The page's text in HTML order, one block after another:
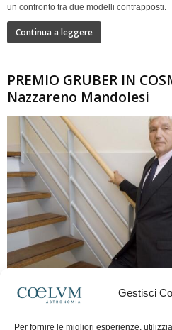
Gestisci
Per fornire le migliori esperienze,
un confronto tra due modelli contrapposti.
Continua a leggere
PREMIO GRUBER IN
Nazzareno Mandolesi
Frida Paolella - 16 Giugno 2026
spaziale europea e della missione